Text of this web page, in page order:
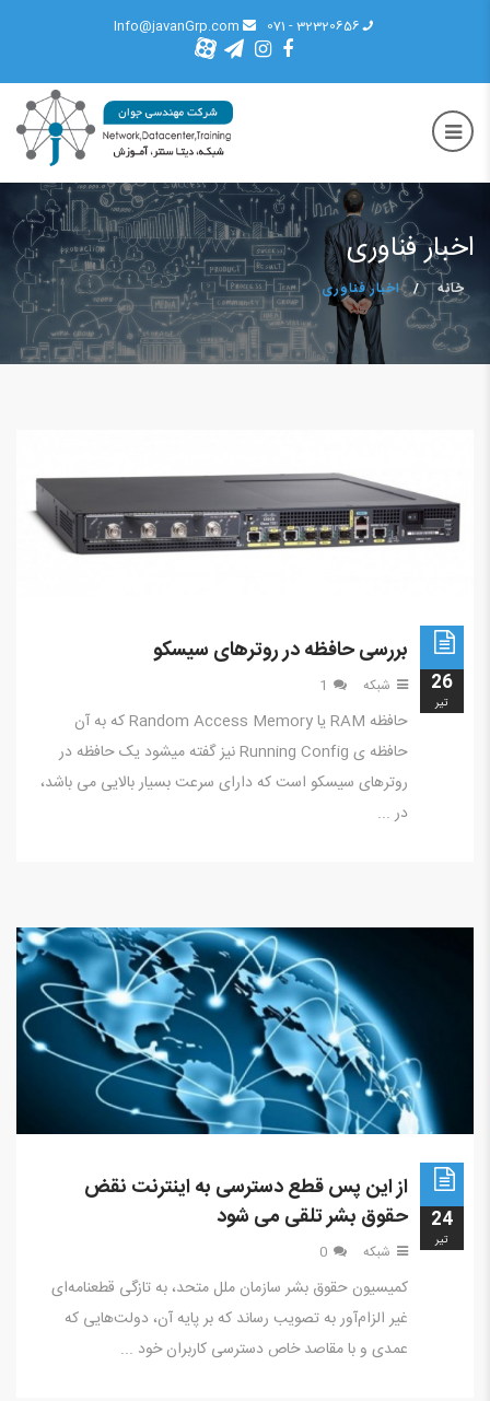
32320656 - 071
اخبار فناوری
خانه اخبار فناوری
بررسی حافظه در روترهای سیسکو
شبکه 1
حافظه RAM یا Random Access Memory که به آن
حافظه ی Running Config نیز گفته میشود یک حافظه در
روترهای سیسکو است که دارای سرعت بسیار بالایی می باشد،
در ...
26
تير
از این پس قطع دسترسی به اینترنت نقض
حقوق بشر تلقی می شود
شبکه 0
کمیسیون حقوق بشر سازمان ملل متحد، به تازگی قطعنامه‌ای
غیر الزام‌آور به تصویب رساند که بر پایه آن، دولت‌هایی که
عمدی و با مقاصد خاص دسترسی کاربران خود ...
24
تير